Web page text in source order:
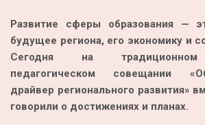
Перепись — 2020
Развитие сферы образования —
будущее региона, его экономику и
Сегодня на традиционном
педагогическом совещании
драйвер регионального развития»
говорили о достижениях и планах.